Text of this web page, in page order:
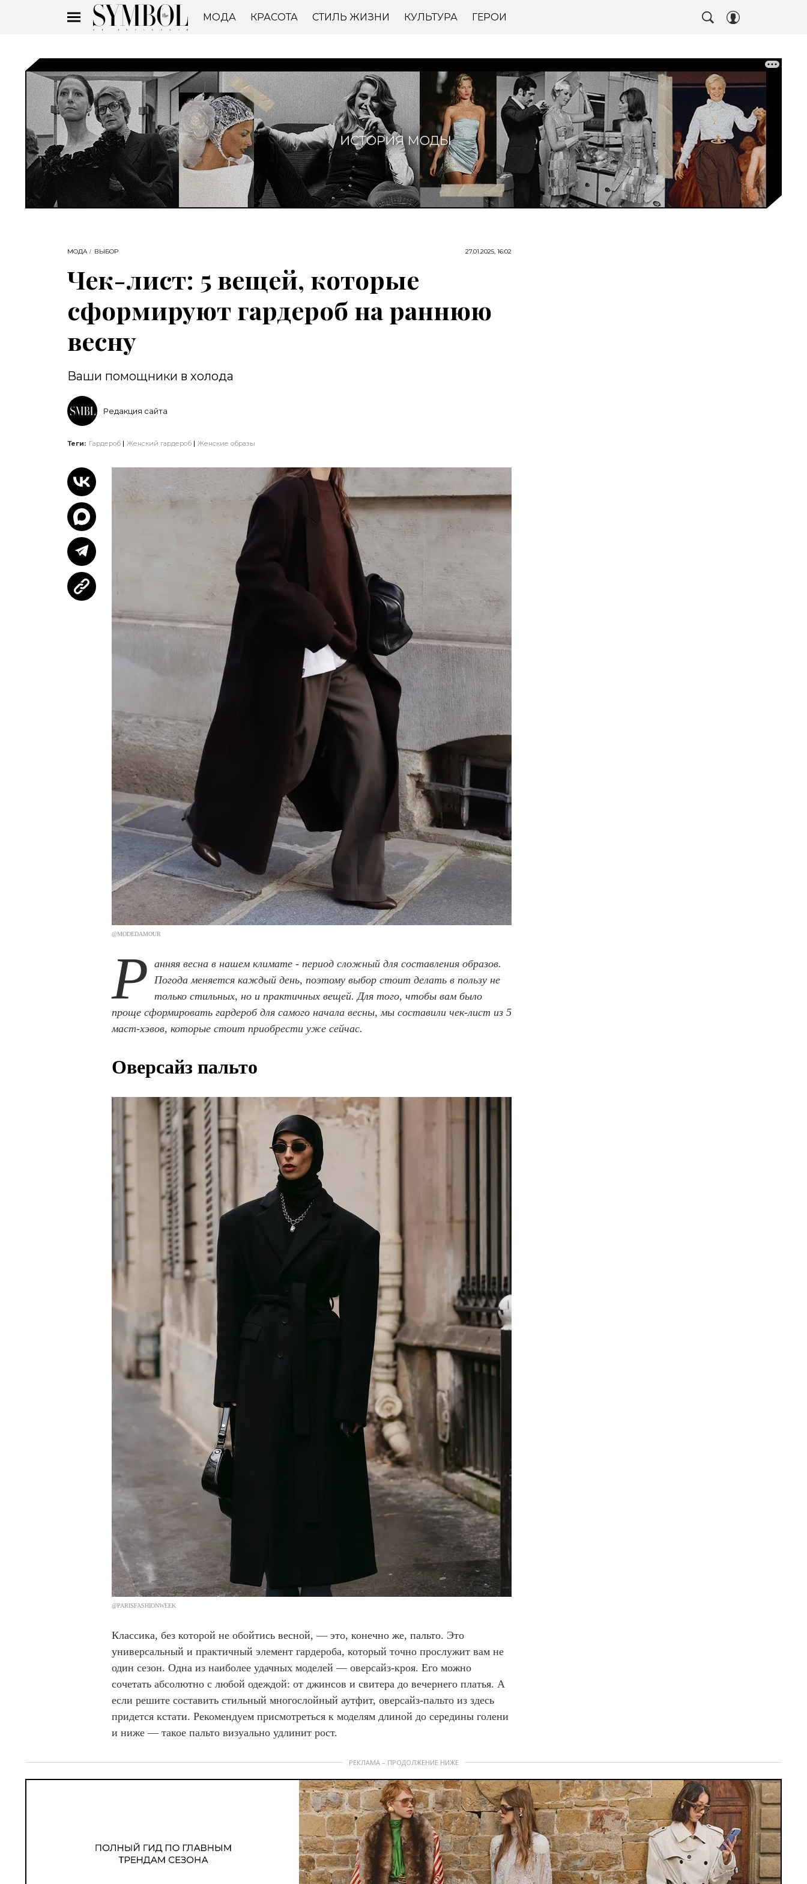
МОДА КРАСОТА СТИЛЬ ЖИЗНИ КУЛЬТУРА ГЕРОИ
МОДА ВЫБОР 27.01.2025, 16:02
Чек-лист: 5 вещей, которые
сформируют гардероб на раннюю
весну
Ваши помощники в холода
Редакция сайта
Теги: Гардероб Женский гардероб Женские образы
@MODEDAMOUR
Р анняя весна в нашем климате - период сложный для составления образов.
Погода меняется каждый день, поэтому выбор стоит делать в пользу не
только стильных, но и практичных вещей. Для того, чтобы вам было
проще сформировать гардероб для самого начала весны, мы составили чек-лист из 5
маст-хэвов, которые стоит приобрести уже сейчас.
Оверсайз пальто
@PARISFASHIONWEEK
Классика, без которой не обойтись весной, — это, конечно же, пальто. Это
универсальный и практичный элемент гардероба, который точно прослужит вам не
один сезон. Одна из наиболее удачных моделей — оверсайз-кроя. Его можно
сочетать абсолютно с любой одеждой: от джинсов и свитера до вечернего платья. А
если решите составить стильный многослойный аутфит, оверсайз-пальто из здесь
придется кстати. Рекомендуем присмотреться к моделям длиной до середины голени
и ниже — такое пальто визуально удлинит рост.
РЕКЛАМА – ПРОДОЛЖЕНИЕ НИЖЕ